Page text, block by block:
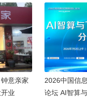
意亲家
业
2026中国信
论坛 AI智算